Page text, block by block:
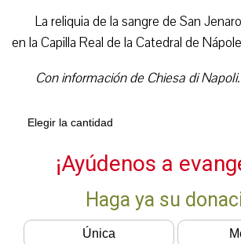
La reliquia de la sangre de San
en la Capilla Real de la Catedral de
Con información de Chiesa di Napoli.